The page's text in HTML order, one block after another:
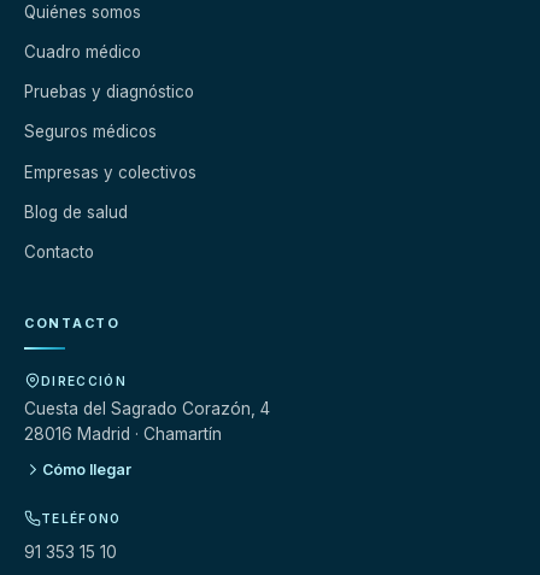
Quiénes somos
Cuadro médico
Pruebas y diagnóstico
Seguros médicos
Empresas y colectivos
Blog de salud
Contacto
CONTACTO
DIRECCIÓN
Cuesta del Sagrado Corazón, 4
28016 Madrid · Chamartín
Cómo llegar
TELÉFONO
91 353 15 10